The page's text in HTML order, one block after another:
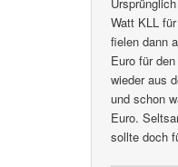
Watt KLL
fielen dann
Euro für
wieder aus
und schon
Euro.
sollte doch